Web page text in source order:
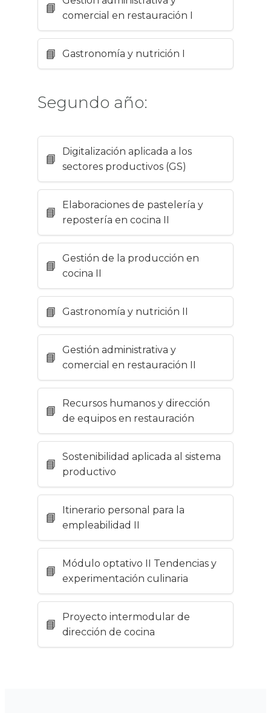
comercial en restauración I
Gastronomía y nutrición I
Segundo año:
Digitalización aplicada a los
sectores productivos (GS)
Elaboraciones de pastelería y
repostería en cocina II
Gestión de la producción en
cocina II
Gastronomía y nutrición II
Gestión administrativa y
comercial en restauración II
Recursos humanos y dirección
de equipos en restauración
Sostenibilidad aplicada al sistema
productivo
Itinerario personal para la
empleabilidad II
Módulo optativo II Tendencias y
experimentación culinaria
Proyecto intermodular de
dirección de cocina